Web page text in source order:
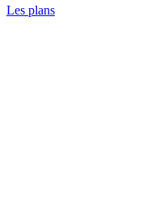
Les plans